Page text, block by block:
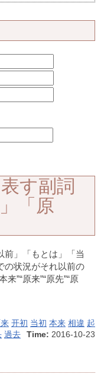
す副詞
「原
前」「もとは」「当
の状況がそれ以前の
”“原来”“原先”“原
开初 当初 本来 相違 起
過去 Time: 2016-10-23